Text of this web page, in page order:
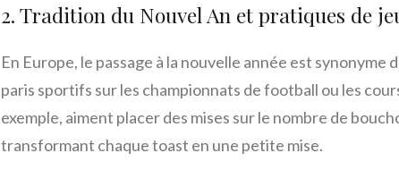
2. Tradition du Nouvel An et pratiques de
En Europe, le passage à la nouvelle année est
paris sportifs sur les championnats de football ou les
exemple, aiment placer des mises sur le nombre de
transformant chaque toast en une petite mise.